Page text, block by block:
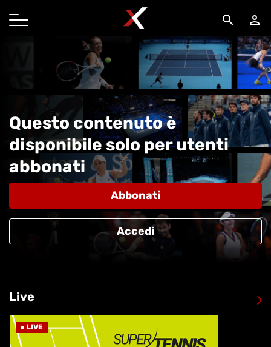
search person
Questo contenuto è
disponibile solo per utenti
abbonati
Abbonati
Accedi
Live
LIVE